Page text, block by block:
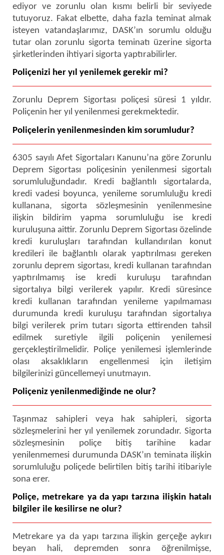
ediyor ve zorunlu olan kısmı belirli bir seviyede
tutuyoruz. Fakat elbette, daha fazla teminat almak
isteyen vatandaşlarımız, DASK’ın sorumlu olduğu
tutar olan zorunlu sigorta teminatı üzerine sigorta
şirketlerinden ihtiyari sigorta yaptırabilirler.
Poliçenizi her yıl yenilemek gerekir mi?
Zorunlu Deprem Sigortası poliçesi süresi 1 yıldır.
Poliçenin her yıl yenilenmesi gerekmektedir.
Poliçelerin yenilenmesinden kim sorumludur?
6305 sayılı Afet Sigortaları Kanunu’na göre Zorunlu
Deprem Sigortası poliçesinin yenilenmesi sigortalı
sorumluluğundadır. Kredi bağlantılı sigortalarda,
kredi vadesi boyunca, yenileme sorumluluğu kredi
kullanana, sigorta sözleşmesinin yenilenmesine
ilişkin bildirim yapma sorumluluğu ise kredi
kuruluşuna aittir. Zorunlu Deprem Sigortası özelinde
kredi kuruluşları tarafından kullandırılan konut
kredileri ile bağlantılı olarak yaptırılması gereken
zorunlu deprem sigortası, kredi kullanan tarafından
yaptırılmamış ise kredi kuruluşu tarafından
sigortalıya bilgi verilerek yapılır. Kredi süresince
kredi kullanan tarafından yenileme yapılmaması
durumunda kredi kuruluşu tarafından sigortalıya
bilgi verilerek prim tutarı sigorta ettirenden tahsil
edilmek suretiyle ilgili poliçenin yenilemesi
gerçekleştirilmelidir. Poliçe yenilemesi işlemlerinde
olası aksaklıkların engellenmesi için iletişim
bilgilerinizi güncellemeyi unutmayın.
Poliçeniz yenilenmediğinde ne olur?
Taşınmaz sahipleri veya hak sahipleri, sigorta
sözleşmelerini her yıl yenilemek zorundadır. Sigorta
sözleşmesinin poliçe bitiş tarihine kadar
yenilenmemesi durumunda DASK’ın teminata ilişkin
sorumluluğu poliçede belirtilen bitiş tarihi itibariyle
sona erer.
Poliçe, metrekare ya da yapı tarzına ilişkin hatalı
bilgiler ile kesilirse ne olur?
Metrekare ya da yapı tarzına ilişkin gerçeğe aykırı
beyan hali, depremden sonra öğrenilmişse,